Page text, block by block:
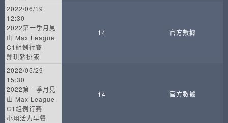
2022/06/19
12:30
2022第一季月見
山 Max League
C1組例行賽
鼎琪豬排飯
14 官方數據
2022/05/29
15:30
2022第一季月見
山 Max League
C1組例行賽
小珝活力早餐
14 官方數據